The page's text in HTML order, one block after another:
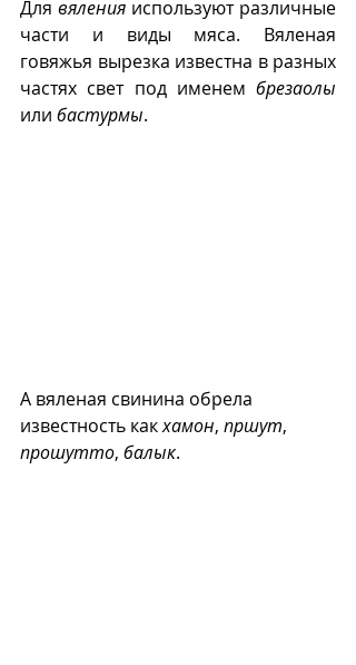
Для вяления используют различные
части и виды мяса. Вяленая
говяжья вырезка известна в разных
частях свет под именем брезаолы
или бастурмы.
А вяленая свинина обрела
известность как хамон, пршут,
прошутто, балык.